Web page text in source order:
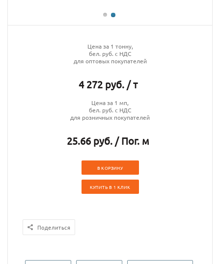
Цена за 1 тонну,
бел. руб. с НДС
для оптовых покупателей
4 272 руб. / т
Цена за 1 мп,
бел. руб. с НДС
для розничных покупателей
25.66 руб. / Пог. м
В КОРЗИНУ
КУПИТЬ В 1 КЛИК
Поделиться